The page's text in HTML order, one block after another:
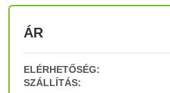
ÁR
ELÉRHETŐSÉG:
SZÁLLÍTÁS: